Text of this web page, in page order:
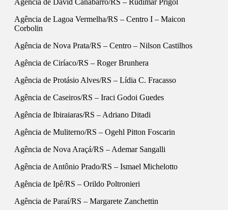
Agência de David Canabarro/RS – Rudimar Prigol
Agência de Lagoa Vermelha/RS – Centro I – Maicon
Corbolin
Agência de Nova Prata/RS – Centro – Nilson Castilhos
Agência de Ciríaco/RS – Roger Brunhera
Agência de Protásio Alves/RS – Lídia C. Fracasso
Agência de Caseiros/RS – Iraci Godoi Guedes
Agência de Ibiraiaras/RS – Adriano Ditadi
Agência de Muliterno/RS – Ogehl Pitton Foscarin
Agência de Nova Araçá/RS – Ademar Sangalli
Agência de Antônio Prado/RS – Ismael Michelotto
Agência de Ipê/RS – Orildo Poltronieri
Agência de Paraí/RS – Margarete Zanchettin